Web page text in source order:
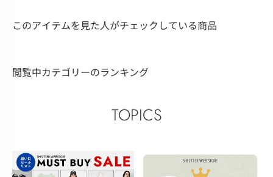
このアイテムを見た人がチェックしている商品
閲覧中カテゴリーのランキング
TOPICS